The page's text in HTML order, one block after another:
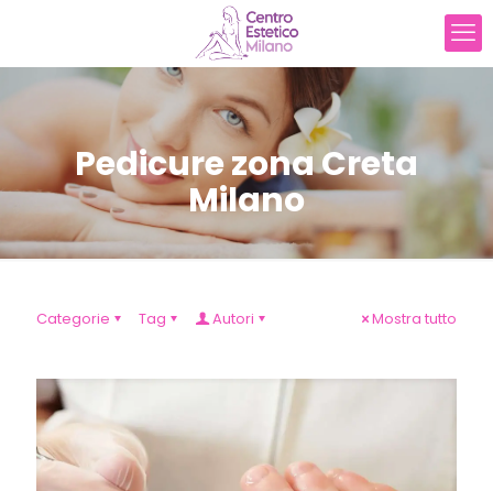
Pedicure zona Creta
Milano
Categorie Tag Autori Mostra tutto